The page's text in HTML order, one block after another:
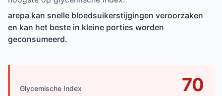
arepa kan snelle bloedsuikerstijgingen veroorzaken
en kan het beste in kleine porties worden
geconsumeerd.
Glycemische Index 70